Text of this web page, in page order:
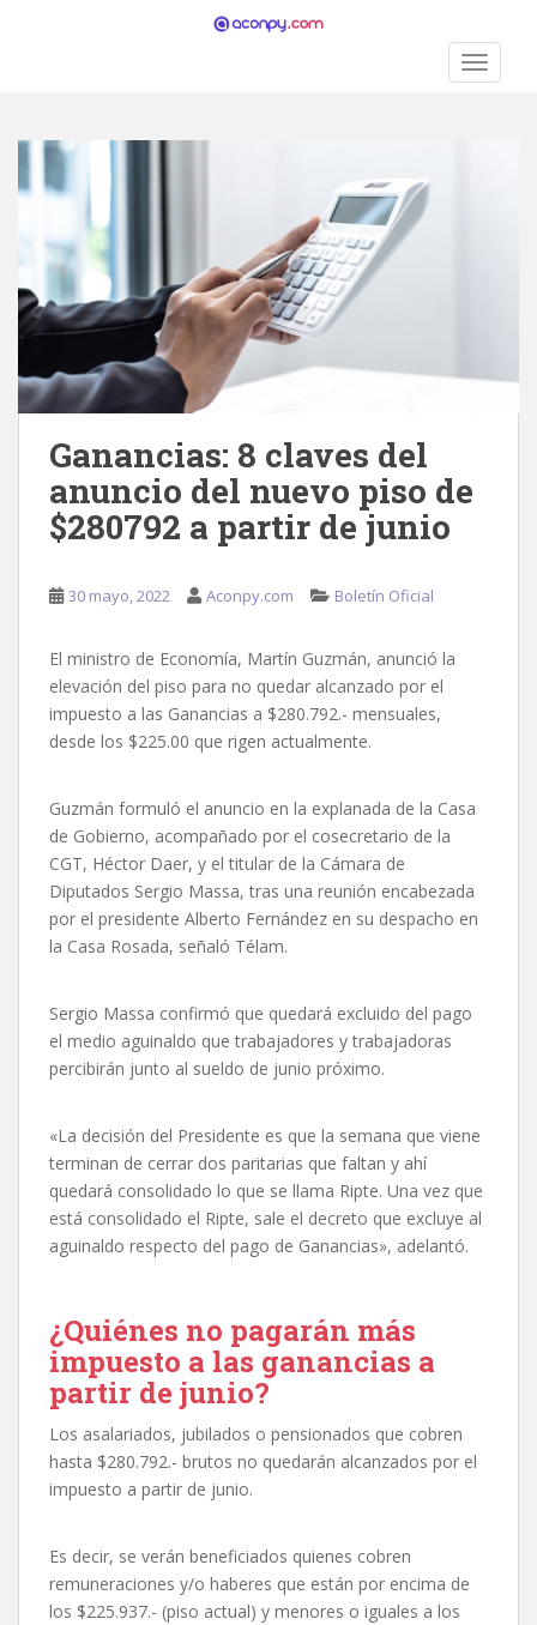
Ganancias: 8 claves del
anuncio del nuevo piso de
$280792 a partir de junio
30 mayo, 2022 Aconpy.com Boletín Oficial
El ministro de Economía, Martín Guzmán, anunció la
elevación del piso para no quedar alcanzado por el
impuesto a las Ganancias a $280.792.- mensuales,
desde los $225.00 que rigen actualmente.
Guzmán formuló el anuncio en la explanada de la Casa
de Gobierno, acompañado por el cosecretario de la
CGT, Héctor Daer, y el titular de la Cámara de
Diputados Sergio Massa, tras una reunión encabezada
por el presidente Alberto Fernández en su despacho en
la Casa Rosada, señaló Télam.
Sergio Massa confirmó que quedará excluido del pago
el medio aguinaldo que trabajadores y trabajadoras
percibirán junto al sueldo de junio próximo.
«La decisión del Presidente es que la semana que viene
terminan de cerrar dos paritarias que faltan y ahí
quedará consolidado lo que se llama Ripte. Una vez que
está consolidado el Ripte, sale el decreto que excluye al
aguinaldo respecto del pago de Ganancias», adelantó.
¿Quiénes no pagarán más
impuesto a las ganancias a
partir de junio?
Los asalariados, jubilados o pensionados que cobren
hasta $280.792.- brutos no quedarán alcanzados por el
impuesto a partir de junio.
Es decir, se verán beneficiados quienes cobren
remuneraciones y/o haberes que están por encima de
los $225.937.- (piso actual) y menores o iguales a los